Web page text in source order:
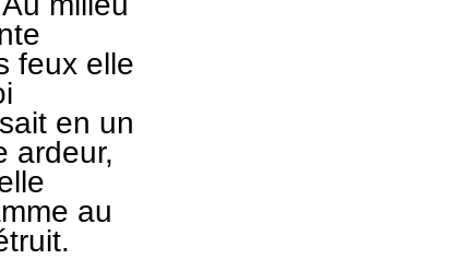
feux elle
en un
ardeur,
au